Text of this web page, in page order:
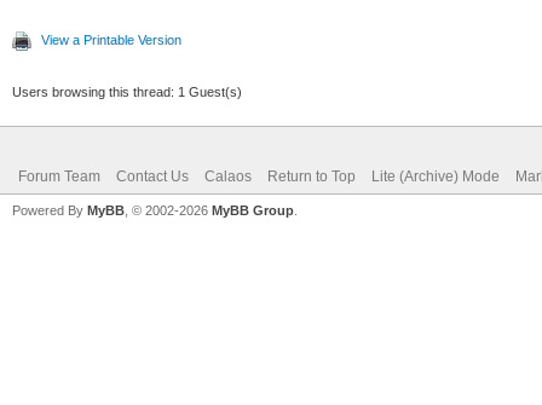
View a Printable Version
Users browsing this thread: 1 Guest(s)
Forum Team Contact Us Calaos Return to Top Lite (Archive) Mode
Powered By MyBB , © 2002-2026 MyBB Group